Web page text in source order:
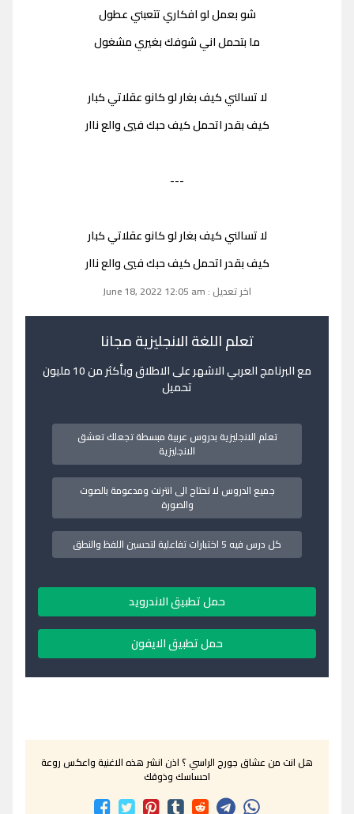
شو بعمل لو افكاري تتعبني عطول
ما بتحمل اني شوفك بغيري مشغول
لا تسالني كيف بغار لو كانو عقلاتي كبار
كيف بقدر اتحمل كيف حبك فيي والع ناار
---
لا تسالني كيف بغار لو كانو عقلاتي كبار
كيف بقدر اتحمل كيف حبك فيي والع ناار
اخر تعديل : June 18, 2022 12:05 am
تعلم اللغة الانجليزية مجانا
مع البرنامج العربي الاشهر على الاطلاق وبأكثر من 10 مليون
تحميل
تعلم الانجليزية بدروس عربية مبسطة تجعلك تعشق
الانجليزية
جميع الدروس لا تحتاج الى انترنت ومدعومة بالصوت
والصورة
كل درس فيه 5 اختبارات تفاعلية لتحسين اللفظ والنطق
حمل تطبيق الاندرويد
حمل تطبيق الايفون
هل انت من عشاق جورج الراسي ؟ اذن انشر هذه الاغنية واعكس روعة
احساسك وذوقك